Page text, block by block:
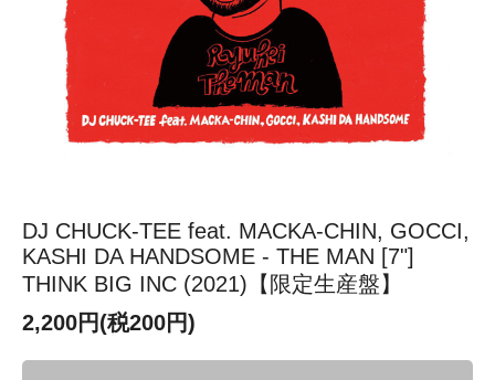
DJ CHUCK-TEE feat. MACKA-CHIN, GOCCI,
KASHI DA HANDSOME - THE MAN [7"]
THINK BIG INC (2021)【限定生産盤】
2,200円(税200円)